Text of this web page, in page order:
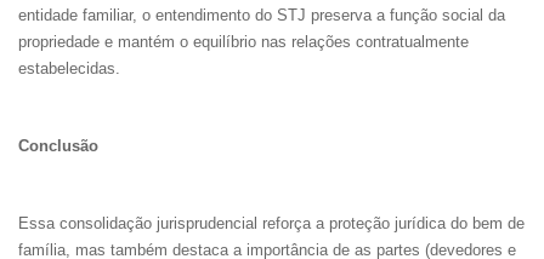
entidade familiar, o entendimento do STJ preserva a função social da
propriedade e mantém o equilíbrio nas relações contratualmente
estabelecidas.
Conclusão
Essa consolidação jurisprudencial reforça a proteção jurídica do bem de
família, mas também destaca a importância de as partes (devedores e